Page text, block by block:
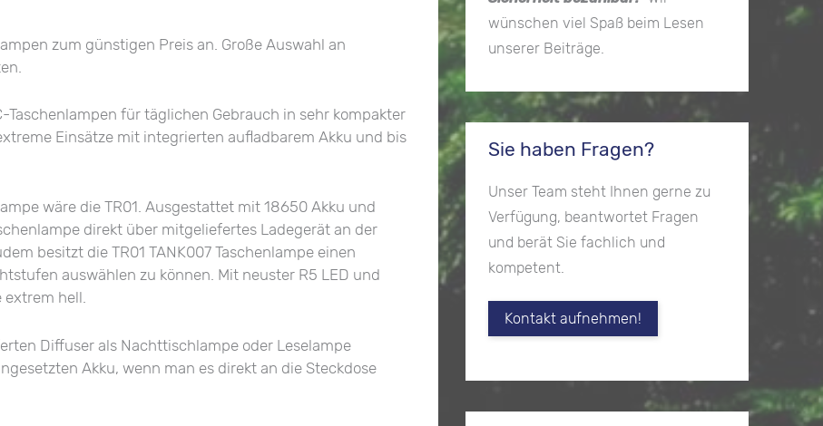
zum günstigen Preis an. Große Auswahl an
für täglichen Gebrauch in sehr kompakter
Einsätze mit integrierten aufladbarem Akku und bis
wäre die TR01. Ausgestattet mit 18650 Akku und
direkt über mitgeliefertes Ladegerät an der
besitzt die TR01 TANK007 Taschenlampe einen
auswählen zu können. Mit neuster R5 LED und
extrem hell.
Diffuser als Nachttischlampe oder Leselampe
Akku, wenn man es direkt an die Steckdose
wünschen viel Spaß beim Lesen
unserer Beiträge.
Sie haben Fragen?
Unser Team steht Ihnen gerne zu
Verfügung, beantwortet Fragen
und berät Sie fachlich und
kompetent.
Kontakt aufnehmen!